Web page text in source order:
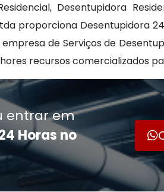
Desentupidora
proporciona Desentupidora
de Serviços de
recursos comercializados
entrar em
Horas no